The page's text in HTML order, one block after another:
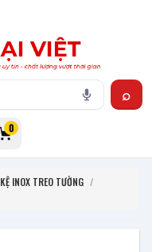
0
KỆ INOX TREO TƯỜNG /